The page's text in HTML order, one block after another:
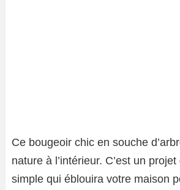
Ce bougeoir chic en souche
nature à l’intérieur. C’est un
simple qui éblouira votre maison